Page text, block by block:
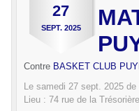
27
SEPT. 2025
Contre BASKET CLUB
Le samedi 27 sept. 2025 de
Lieu : 74 rue de la Trésorière